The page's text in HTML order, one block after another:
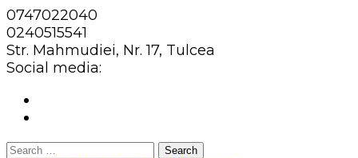
0747022040
0240515541
Str. Mahmudiei, Nr. 17, Tulcea
Social media:
Search